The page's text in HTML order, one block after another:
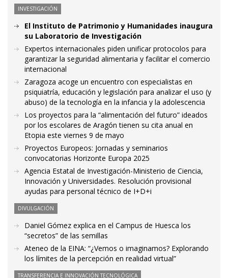
INVESTIGACIÓN
El Instituto de Patrimonio y Humanidades inaugura
su Laboratorio de Investigación
Expertos internacionales piden unificar protocolos para
garantizar la seguridad alimentaria y facilitar el comercio
internacional
Zaragoza acoge un encuentro con especialistas en
psiquiatría, educación y legislación para analizar el uso (y
abuso) de la tecnología en la infancia y la adolescencia
Los proyectos para la “alimentación del futuro” ideados
por los escolares de Aragón tienen su cita anual en
Etopia este viernes 9 de mayo
Proyectos Europeos: Jornadas y seminarios
convocatorias Horizonte Europa 2025
Agencia Estatal de Investigación-Ministerio de Ciencia,
Innovación y Universidades. Resolución provisional
ayudas para personal técnico de I+D+i
DIVULGACIÓN
Daniel Gómez explica en el Campus de Huesca los
“secretos” de las semillas
Ateneo de la EINA: “¿Vemos o imaginamos? Explorando
los límites de la percepción en realidad virtual”
TRANSFERENCIA E INNOVACIÓN TECNOLÓGICA